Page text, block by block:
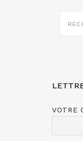
SUR
VOTRE